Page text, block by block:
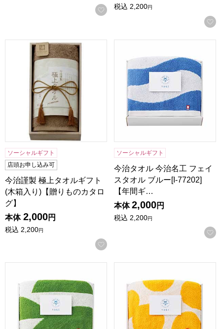
お気に入りに登録する
税込 2,200円
今治謹製 極上タオルギフト(木箱入り)【贈りものカタログ】
ソーシャルギフト
店頭お申し込み可
今治謹製 極上タオルギフト
(木箱入り)【贈りものカタロ
グ】
本体 2,000円
税込 2,200円
お気に入りに登録する
ソーシャルギフト
今治タオル 今治名工 フェイ
スタオル ブルー[I-77202]
【年間ギ…
本体 2,000円
税込 2,200円